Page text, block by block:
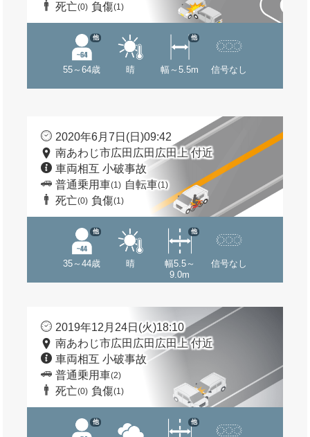
死亡(0) 負傷(1)
55～64歳
他
晴 幅～5.5m
他
信号なし
2020年6月7日(日)09:42
南あわじ市広田広田広田上 付近
車両相互 小破事故
普通乗用車(1) 自転車(1)
死亡(0) 負傷(1)
35～44歳
他
晴
幅5.5～
9.0m
他
信号なし
2019年12月24日(火)18:10
南あわじ市広田広田広田上 付近
車両相互 小破事故
普通乗用車(2)
死亡(0) 負傷(1)
他 他